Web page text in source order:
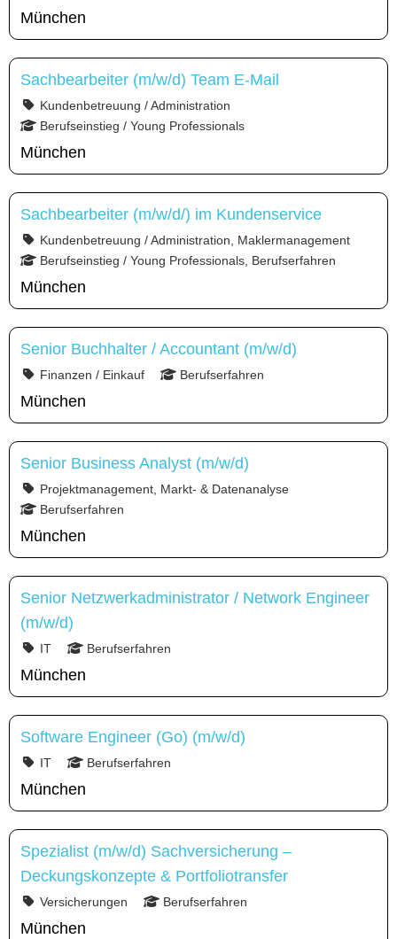
München
Sachbearbeiter (m/w/d) Team E-Mail
Kundenbetreuung / Administration
Berufseinstieg / Young Professionals
München
Sachbearbeiter (m/w/d/) im Kundenservice
Kundenbetreuung / Administration, Maklermanagement
Berufseinstieg / Young Professionals, Berufserfahren
München
Senior Buchhalter / Accountant (m/w/d)
Finanzen / Einkauf Berufserfahren
München
Senior Business Analyst (m/w/d)
Projektmanagement, Markt- & Datenanalyse
Berufserfahren
München
Senior Netzwerkadministrator / Network Engineer
(m/w/d)
IT Berufserfahren
München
Software Engineer (Go) (m/w/d)
IT Berufserfahren
München
Spezialist (m/w/d) Sachversicherung –
Deckungskonzepte & Portfoliotransfer
Versicherungen Berufserfahren
München